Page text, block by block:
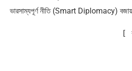
ভারসাম্যপূর্ণ নীতি (Smart Diplomacy) বজায়